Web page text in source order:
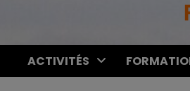
ACTIVITÉS